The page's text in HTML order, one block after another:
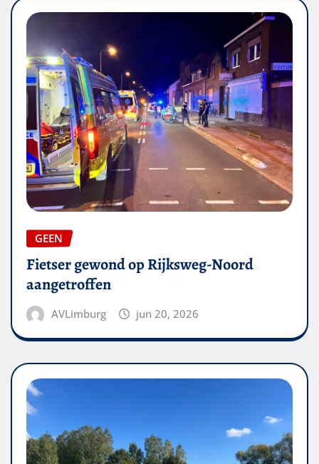
GEEN
Fietser gewond op Rijksweg-Noord
aangetroffen
AVLimburg jun 20, 2026